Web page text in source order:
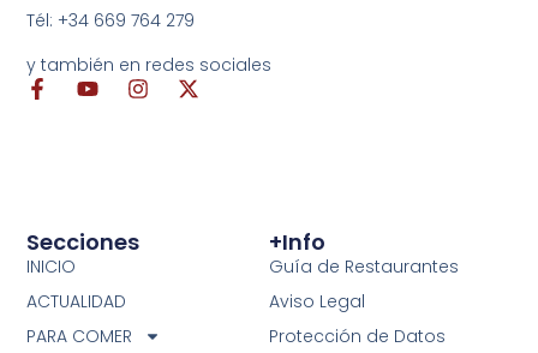
+info
Guía de Restaurantes
Aviso Legal
Protección de Datos
Secciones
INICIO
ACTUALIDAD
PARA COMER
Tél: +34 669 764 279
y también en redes sociales